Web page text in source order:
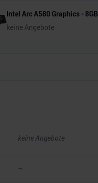
Intel Arc A580 Graphics - 8GB
keine Angebote
keine Angebote
–